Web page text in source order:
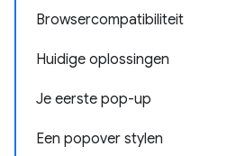
Browsercompatibiliteit
Huidige oplossingen
Je eerste pop-up
Een popover stylen